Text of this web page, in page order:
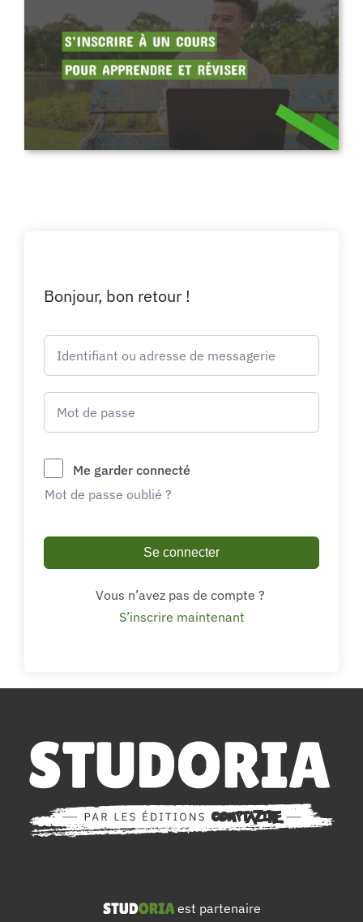
Bonjour, bon retour !
Me garder connecté
Mot de passe oublié ?
Se connecter
Vous n’avez pas de compte ?
S’inscrire maintenant
est partenaire